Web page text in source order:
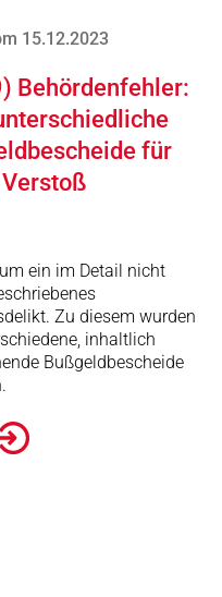
15.12.2023
Behördenfehler:
für
ein im Detail nicht
Zu diesem wurden
inhaltlich
Bußgeldbescheide